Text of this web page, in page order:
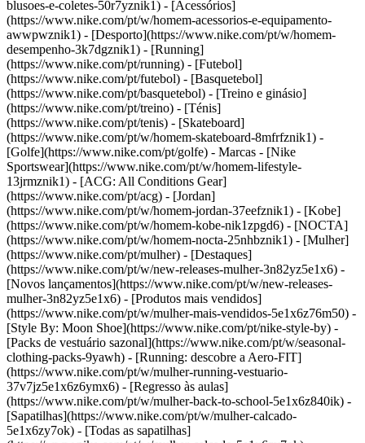
blusoes-e-coletes-50r7yznik1) - [Acessórios]
(https://www.nike.com/pt/w/homem-acessorios-e-equipamento-
awwpwznik1) - [Desporto](https://www.nike.com/pt/w/homem-
desempenho-3k7dgznik1) - [Running]
(https://www.nike.com/pt/running) - [Futebol]
(https://www.nike.com/pt/futebol) - [Basquetebol]
(https://www.nike.com/pt/basquetebol) - [Treino e ginásio]
(https://www.nike.com/pt/treino) - [Ténis]
(https://www.nike.com/pt/tenis) - [Skateboard]
(https://www.nike.com/pt/w/homem-skateboard-8mfrfznik1) -
[Golfe](https://www.nike.com/pt/golfe) - Marcas - [Nike
Sportswear](https://www.nike.com/pt/w/homem-lifestyle-
13jrmznik1) - [ACG: All Conditions Gear]
(https://www.nike.com/pt/acg) - [Jordan]
(https://www.nike.com/pt/w/homem-jordan-37eefznik1) - [Kobe]
(https://www.nike.com/pt/w/homem-kobe-nik1zpgd6) - [NOCTA]
(https://www.nike.com/pt/w/homem-nocta-25nhbznik1) - [Mulher]
(https://www.nike.com/pt/mulher) - [Destaques]
(https://www.nike.com/pt/w/new-releases-mulher-3n82yz5e1x6) -
[Novos lançamentos](https://www.nike.com/pt/w/new-releases-
mulher-3n82yz5e1x6) - [Produtos mais vendidos]
(https://www.nike.com/pt/w/mulher-mais-vendidos-5e1x6z76m50) -
[Style By: Moon Shoe](https://www.nike.com/pt/nike-style-by) -
[Packs de vestuário sazonal](https://www.nike.com/pt/w/seasonal-
clothing-packs-9yawh) - [Running: descobre a Aero-FIT]
(https://www.nike.com/pt/w/mulher-running-vestuario-
37v7jz5e1x6z6ymx6) - [Regresso às aulas]
(https://www.nike.com/pt/w/mulher-back-to-school-5e1x6z840ik) -
[Sapatilhas](https://www.nike.com/pt/w/mulher-calcado-
5e1x6zy7ok) - [Todas as sapatilhas]